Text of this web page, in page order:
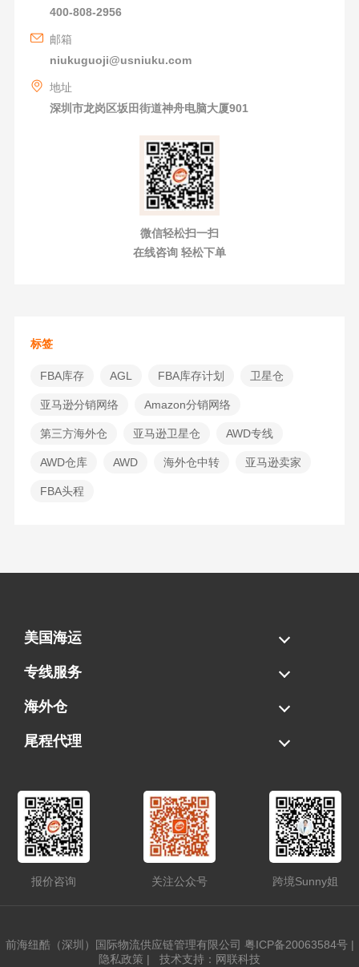
400-808-2956
邮箱
niukuguoji@usniuku.com
地址
深圳市龙岗区坂田街道神舟电脑大厦901
微信轻松扫一扫
在线咨询 轻松下单
标签
FBA库存 AGL FBA库存计划 卫星仓
亚马逊分销网络 Amazon分销网络
第三方海外仓 亚马逊卫星仓 AWD专线
AWD仓库 AWD 海外仓中转 亚马逊卖家
FBA头程
美国海运
海运拼柜
海运整柜
美国海卡
加拿大海运
专线服务
FBA专线直送
超大件专线
AWD专线
电池专线
海外仓
一件代发
FBA中转
贴标换标
拆柜/存储
尾程代理
报价咨询 关注公众号 跨境Sunny姐
前海纽酷（深圳）国际物流供应链管理有限公司 粤ICP备20063584号|
隐私政策 | 技术支持：网联科技